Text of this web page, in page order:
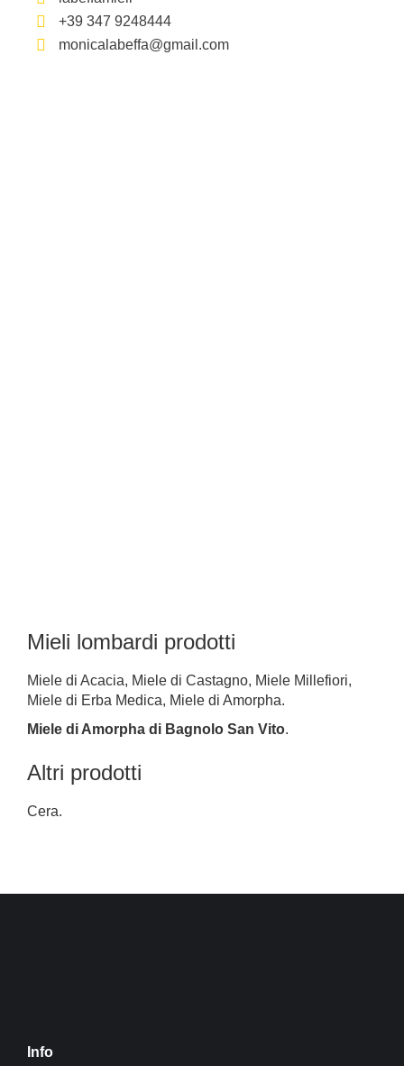
+39 347 9248444
monicalabeffa@gmail.com
Mieli lombardi prodotti
Miele di Acacia, Miele di Castagno, Miele Millefiori,
Miele di Erba Medica, Miele di Amorpha.
Miele di Amorpha di Bagnolo San Vito.
Altri prodotti
Cera.
Info